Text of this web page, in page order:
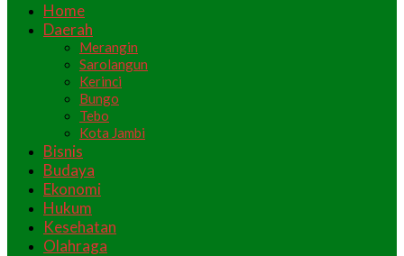
Home
Daerah
Merangin
Sarolangun
Kerinci
Bungo
Tebo
Kota Jambi
Bisnis
Budaya
Ekonomi
Hukum
Kesehatan
Olahraga